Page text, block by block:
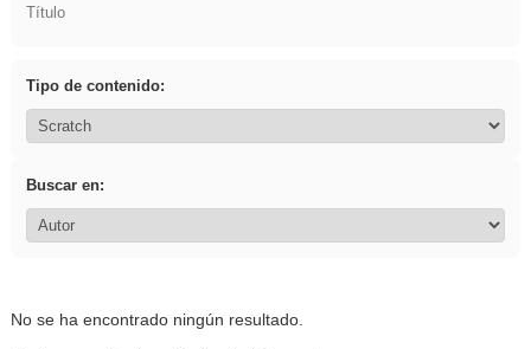
Título
Tipo de contenido:
Buscar en:
No se ha encontrado ningún resultado.